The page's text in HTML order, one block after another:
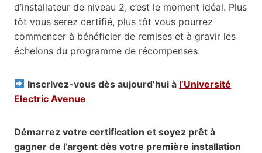
d’installateur de niveau 2, c’est le moment idéal. Plus
tôt vous serez certifié, plus tôt vous pourrez
commencer à bénéficier de remises et à gravir les
échelons du programme de récompenses.
Inscrivez-vous dès aujourd’hui à l’Université
Electric Avenue
Démarrez votre certification et soyez prêt à
gagner de l’argent dès votre première installation